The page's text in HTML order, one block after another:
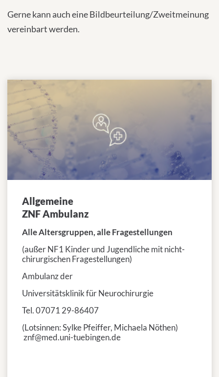
Gerne kann auch eine Bildbeurteilung/Zweitmeinung
vereinbart werden.
Allgemeine
ZNF Ambulanz
Alle Altersgruppen, alle Fragestellungen
(außer NF1 Kinder und Jugendliche mit nicht-
chirurgischen Fragestellungen)
Ambulanz der
Universitätsklinik für Neurochirurgie
Tel. 07071 29-86407
(Lotsinnen: Sylke Pfeiffer, Michaela Nöthen)
znf@med.uni-tuebingen.de